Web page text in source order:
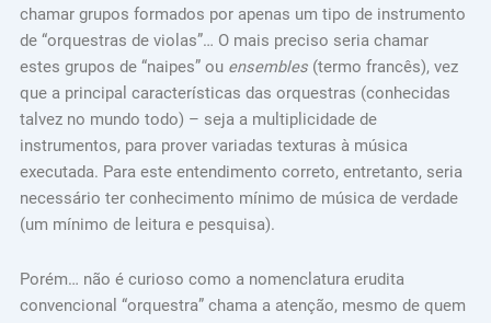
chamar grupos formados por apenas um tipo de instrumento
de “orquestras de violas”… O mais preciso seria chamar
estes grupos de “naipes” ou ensembles(termo francês), vez
que a principal características das orquestras (conhecidas
talvez no mundo todo) – seja a multiplicidade de
instrumentos, para prover variadas texturas à música
executada. Para este entendimento correto, entretanto, seria
necessário ter conhecimento mínimo de música de verdade
(um mínimo de leitura e pesquisa).
Porém… não é curioso como a nomenclatura erudita
convencional “orquestra” chama a atenção, mesmo de quem